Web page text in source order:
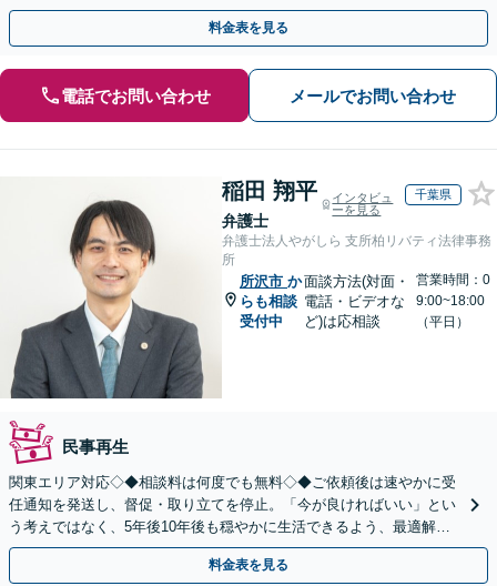
【土日祝日・夜間も相談受付】【費用の分割払い可】
料金表を見る
電話でお問い合わせ メールでお問い合わせ
稲田 翔平
弁護士
インタビュ
ーを見る
千葉県
弁護士法人やがしら 支所柏リバティ法律事務
所
所沢市 か
らも相談
受付中
面談方法(対面・
電話・ビデオな
ど)は応相談
営業時間：0
9:00~18:00
（平日）
民事再生
関東エリア対応◇◆相談料は何度でも無料◇◆ご依頼後は速やかに受
任通知を発送し、督促・取り立てを停止。「今が良ければいい」とい
う考えではなく、5年後10年後も穏やかに生活できるよう、最適解を
ご提案。借金問題は一人で抱え込まずご相談ください。
料金表を見る